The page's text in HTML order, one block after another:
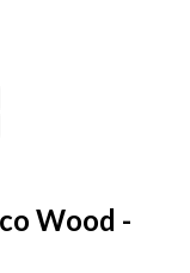
Wood -